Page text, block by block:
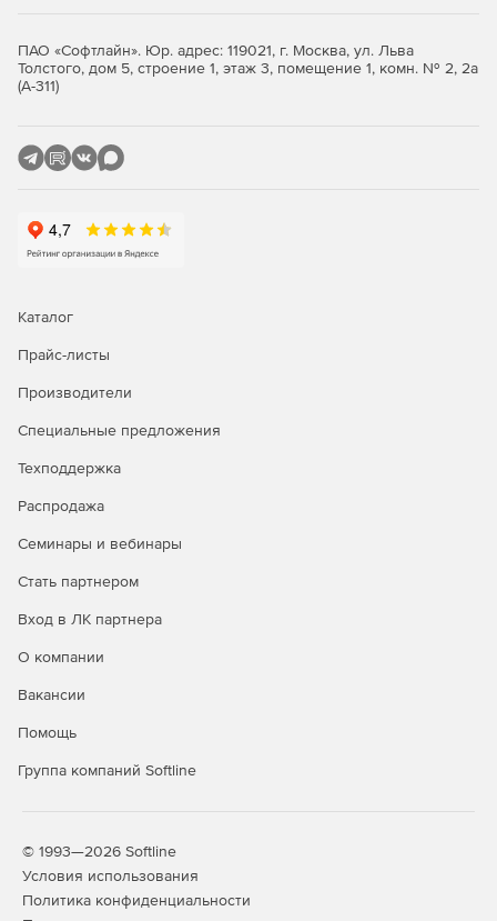
Купите nanoCAD BIM ВК 26 в нашем интернет-магазине
по доступной цене.
ПАО «Софтлайн». Юр. адрес: 119021, г. Москва, ул. Льва
Толстого, дом 5, строение 1, этаж 3, помещение 1, комн. № 2, 2а
(А-311)
Каталог
Прайс-листы
Производители
Специальные предложения
Техподдержка
Распродажа
Семинары и вебинары
Стать партнером
Вход в ЛК партнера
О компании
Вакансии
Помощь
Группа компаний Softline
© 1993—2026 Softline
Условия использования
Политика конфиденциальности